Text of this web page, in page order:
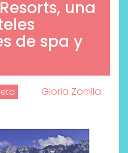
una
de spa y
Gloria Zorrilla